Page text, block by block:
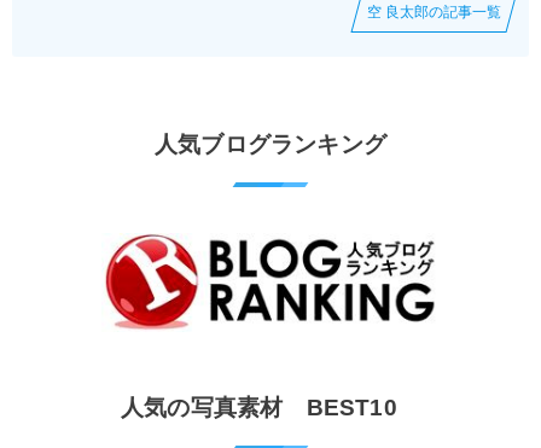
空 良太郎の記事一覧
人気ブログランキング
人気の写真素材 BEST10